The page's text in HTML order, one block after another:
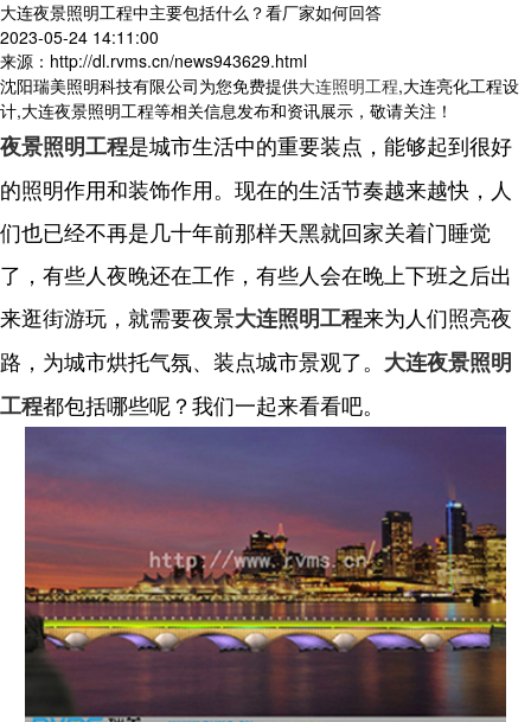
大连夜景照明工程中主要包括什么？看厂家如何回答
2023-05-24 14:11:00
来源：http://dl.rvms.cn/news943629.html
沈阳瑞美照明科技有限公司为您免费提供大连照明工程,大连亮化工程设
计,大连夜景照明工程等相关信息发布和资讯展示，敬请关注！
夜景照明工程是城市生活中的重要装点，能够起到很好
的照明作用和装饰作用。现在的生活节奏越来越快，人
们也已经不再是几十年前那样天黑就回家关着门睡觉
了，有些人夜晚还在工作，有些人会在晚上下班之后出
来逛街游玩，就需要夜景大连照明工程来为人们照亮夜
路，为城市烘托气氛、装点城市景观了。 大连夜景照明
工程都包括哪些呢？我们一起来看看吧。